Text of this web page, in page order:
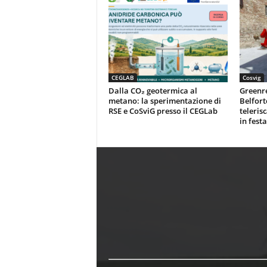
CEGLAB
Dalla CO₂ geotermica al
metano: la sperimentazione di
RSE e CoSviG presso il CEGLab
Cosvig
in